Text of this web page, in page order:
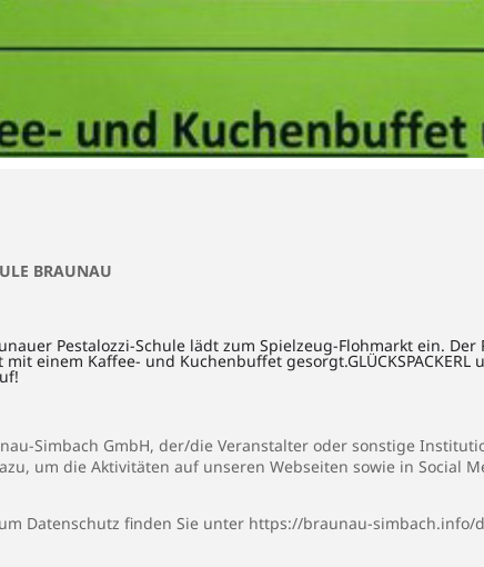
BRAUNAU
Pestalozzi-Schule lädt zum Spielzeug-Flohmarkt ein.
einem Kaffee- und Kuchenbuffet
Simbach GmbH, der/die Veranstalter oder sonstige
um die Aktivitäten auf unseren Webseiten sowie in Social
Datenschutz finden Sie unter https://braunau-simbach.info/